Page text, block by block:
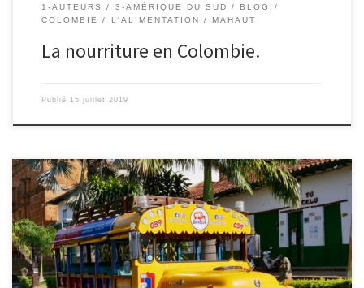
1-AUTEURS 3-AMÉRIQUE DU SUD
BLOG
COLOMBIE
L'ALIMENTATION MAHAUT
La nourriture en Colombie.
Publié 15 juillet 2019
Le 14/07/2019 – Mahaut. On y trouve des tuks tuks très colorés: Des
énormes bus camions, appelés chivas, où il n’y a pas de fenêtres :
J’ai fait un trajet de 4h dans celui-ci. On est arrivé couvert de
poussière. De très belles camionnettes anciennes: Des anciennes